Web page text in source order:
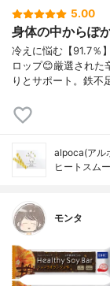
5.00
身体の中からぽ
冷えに悩む【91.7％
ロップ😊厳選された
りとサポート。鉄不
alpoca(アル
ヒートスム
モンタ